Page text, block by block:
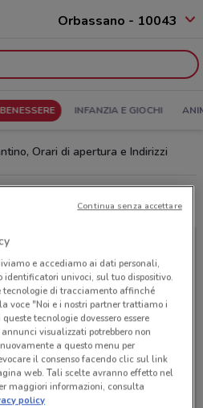
Orbassano - 10043
INFANZIA E GIOCHI
Orari di apertura e Indirizzi
VoltaNatura
e accediamo ai dati personali,
univoci, sul tuo dispositivo.
tecnologie di tracciamento affinché
voce "Noi e i nostri partner trattiamo i
tecnologie dovessero essere
visualizzati potrebbero non
a questo menu per
il consenso facendo clic sul link
web. Tali scelte avranno effetto nel
maggiori informazioni, consulta
policy
Continua senza accettare